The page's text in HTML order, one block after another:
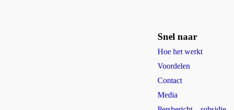
Snel naar
Hoe het werkt
Voordelen
Contact
Media